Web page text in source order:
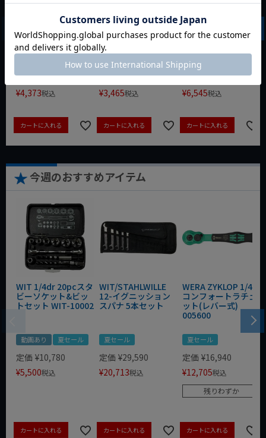
WIT マルチアングル
クィックツール CL-
夏セール
定価 ¥6,248
¥4,373税込
カートに入れる
WIT マグネットツー
ルマット ブラック
動画あり 夏セール
定価 ¥0
¥3,465税込
カートに入れる
クニペックス コブラ
クイックセット
8721-250 KNIPEX
動画あり
定価 ¥9,350
¥6,545税込
カートに入れる
今週のおすすめアイテム
WIT 1/4dr 20pcスタ
ビーソケット&ビッ
トセット WIT-10002
動画あり 夏セール
定価 ¥10,780
¥5,500税込
カートに入れる
WIT/STAHLWILLE
12-イグニッション
スパナ 5本セット
夏セール
定価 ¥29,590
¥20,713税込
カートに入れる
WERA ZYKLOP 1/4"
コンフォートラチェ
ット(レバー式)
005600
夏セール
定価 ¥16,940
¥12,705税込
残りわずか
カートに入れる